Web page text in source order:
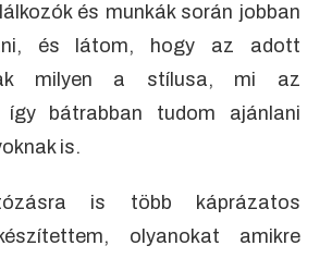
és munkák során jobban
és látom, hogy az adott
milyen a stílusa, mi az
így bátrabban tudom ajánlani
is.
is több káprázatos
olyanokat amikre